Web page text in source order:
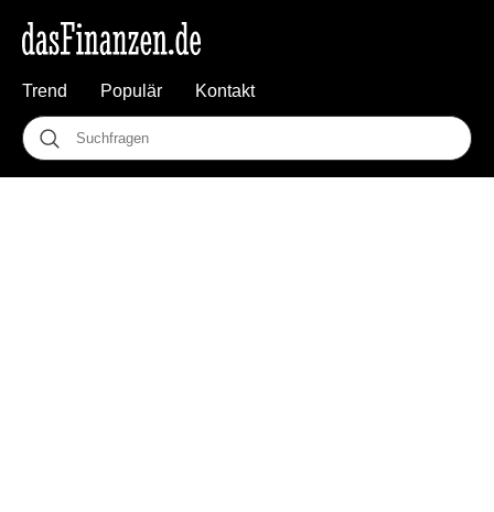
Trend Populär Kontakt